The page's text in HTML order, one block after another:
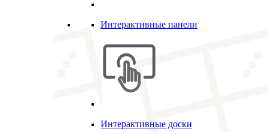
Интерактивные панели
Интерактивные доски